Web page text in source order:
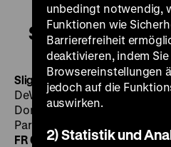
Slightly French
Slightly FrenchUSA 1949, R:
DeWolf, K: Charles Lawton
Dorothy Lamour, Don
Parker, Adele Jergens, Jeanne
FR 09.09. um 21 Uhr Obwohl
unbedingt notwendig,
Funktionen wie
Barrierefreiheit
deaktivieren, indem
Browsereinstellungen
jedoch auf die
auswirken.
2) Statistik und